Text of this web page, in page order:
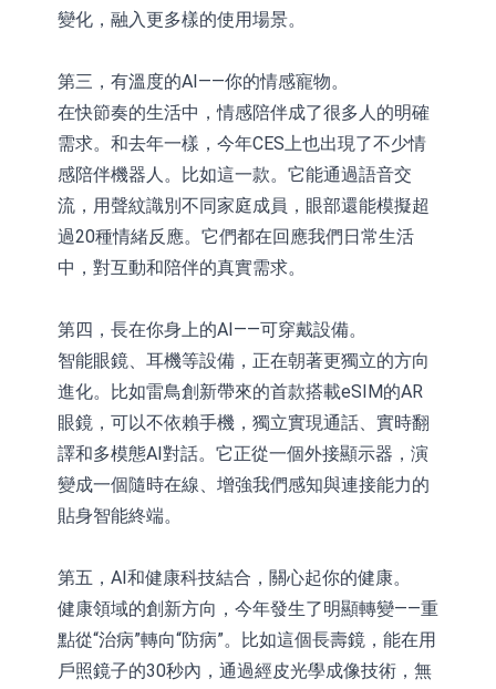
變化，融入更多樣的使用場景。
第三，有溫度的AI——你的情感寵物。
在快節奏的生活中，情感陪伴成了很多人的明確
需求。和去年一樣，今年CES上也出現了不少情
感陪伴機器人。比如這一款。它能通過語音交
流，用聲紋識別不同家庭成員，眼部還能模擬超
過20種情緒反應。它們都在回應我們日常生活
中，對互動和陪伴的真實需求。
第四，長在你身上的AI——可穿戴設備。
智能眼鏡、耳機等設備，正在朝著更獨立的方向
進化。比如雷鳥創新帶來的首款搭載eSIM的AR
眼鏡，可以不依賴手機，獨立實現通話、實時翻
譯和多模態AI對話。它正從一個外接顯示器，演
變成一個隨時在線、增強我們感知與連接能力的
貼身智能終端。
第五，AI和健康科技結合，關心起你的健康。
健康領域的創新方向，今年發生了明顯轉變——重
點從“治病”轉向“防病”。比如這個長壽鏡，能在用
戶照鏡子的30秒內，通過經皮光學成像技術，無